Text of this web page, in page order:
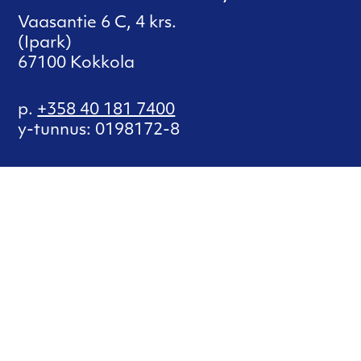
Vaasantie 6 C, 4 krs.
(Ipark)
67100 Kokkola
p. +358 40 181 7400
y-tunnus: 0198172-8